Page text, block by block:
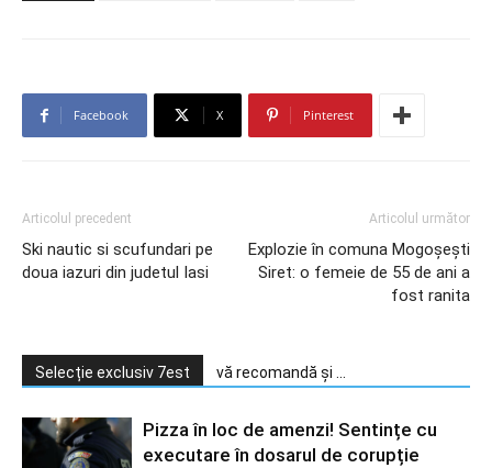
Facebook X Pinterest
Articolul precedent
Ski nautic si scufundari pe
doua iazuri din judetul Iasi
Articolul următor
Explozie în comuna Mogoșești
Siret: o femeie de 55 de ani a
fost ranita
Selecție exclusiv 7est vă recomandă și ...
Pizza în loc de amenzi! Sentințe cu
executare în dosarul de corupție